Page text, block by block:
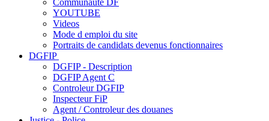
Communauté DF
YOUTUBE
Videos
Mode d emploi du site
Portraits de candidats devenus fonctionnaires
DGFIP
DGFIP - Description
DGFIP Agent C
Controleur DGFIP
Inspecteur FiP
Agent / Controleur des douanes